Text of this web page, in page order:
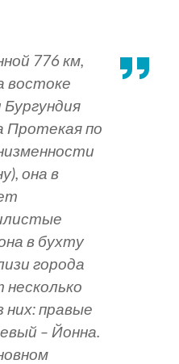
776 км,
востоке
Протекая по
она в
в бухту
города
них: правые
– Йонна.